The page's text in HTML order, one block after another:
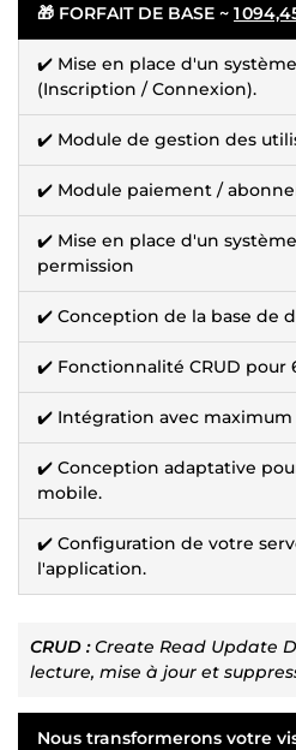
🎁 FORFAIT DE BASE ~ 1
✔️ Mise en place d'un
(Inscription / Connexion).
✔️ Module de gestion des
✔️ Module paiement /
✔️ Mise en place d'un
permission
✔️ Conception de la base de
✔️ Fonctionnalité CRUD pour
✔️ Intégration avec maximum
✔️ Conception adaptative
mobile.
✔️ Configuration de votre
l'application.
CRUD :Create Read Update
lecture, mise à jour et
Nous transformerons votre